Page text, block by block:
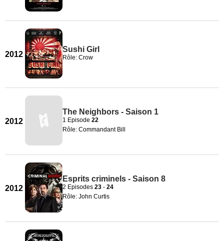
2012
Sushi Girl
Rôle: Crow
2012
The Neighbors - Saison 1
1 Episode 22
Rôle: Commandant Bill
2012
Esprits criminels - Saison 8
2 Episodes 23 - 24
Rôle: John Curtis